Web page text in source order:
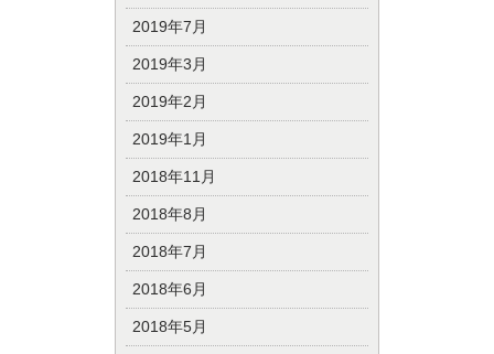
2019年7月
2019年3月
2019年2月
2019年1月
2018年11月
2018年8月
2018年7月
2018年6月
2018年5月